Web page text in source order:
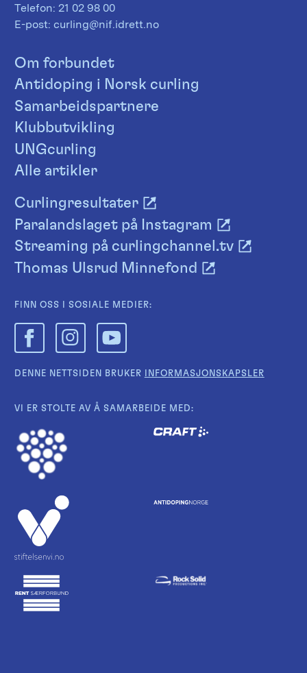
Telefon: 21 02 98 00
E-post: curling@nif.idrett.no
Om forbundet
Antidoping i Norsk curling
Samarbeidspartnere
Klubbutvikling
UNGcurling
Alle artikler
Curlingresultater
Paralandslaget på Instagram
Streaming på curlingchannel.tv
Thomas Ulsrud Minnefond
FINN OSS I SOSIALE MEDIER:
DENNE NETTSIDEN BRUKER INFORMASJONSKAPSLER
VI ER STOLTE AV Å SAMARBEIDE MED: